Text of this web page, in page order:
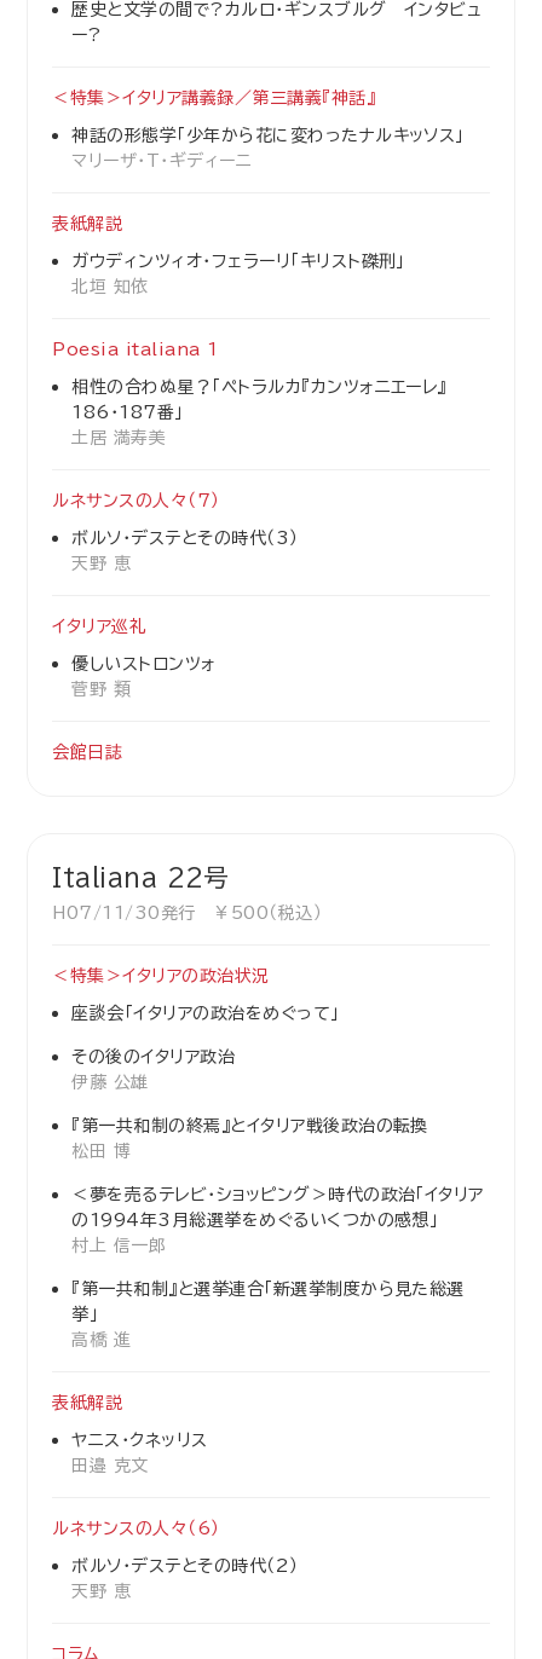
歴史と文学の間で?カルロ・ギンスブルグ インタビュ
ー?
＜特集＞イタリア講義録／第三講義『神話』
神話の形態学「少年から花に変わったナルキッソス」
マリーザ・T・ギディーニ
表紙解説
ガウディンツィオ・フェラーリ「キリスト磔刑」
北垣 知依
Poesia italiana 1
相性の合わぬ星？「ペトラルカ『カンツォニエーレ』
186・187番」
土居 満寿美
ルネサンスの人々（7）
ボルソ・デステとその時代（3）
天野 恵
イタリア巡礼
優しいストロンツォ
菅野 類
会館日誌
Italiana 22号
H07/11/30発行 ￥500（税込）
＜特集＞イタリアの政治状況
座談会「イタリアの政治をめぐって」
その後のイタリア政治
伊藤 公雄
『第一共和制の終焉』とイタリア戦後政治の転換
松田 博
＜夢を売るテレビ・ショッピング＞時代の政治「イタリア
の1994年3月総選挙をめぐるいくつかの感想」
村上 信一郎
『第一共和制』と選挙連合「新選挙制度から見た総選
挙」
高橋 進
表紙解説
ヤニス・クネッリス
田邉 克文
ルネサンスの人々（6）
ボルソ・デステとその時代（2）
天野 恵
コラム